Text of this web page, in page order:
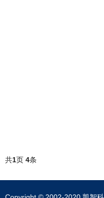
共1页 4条